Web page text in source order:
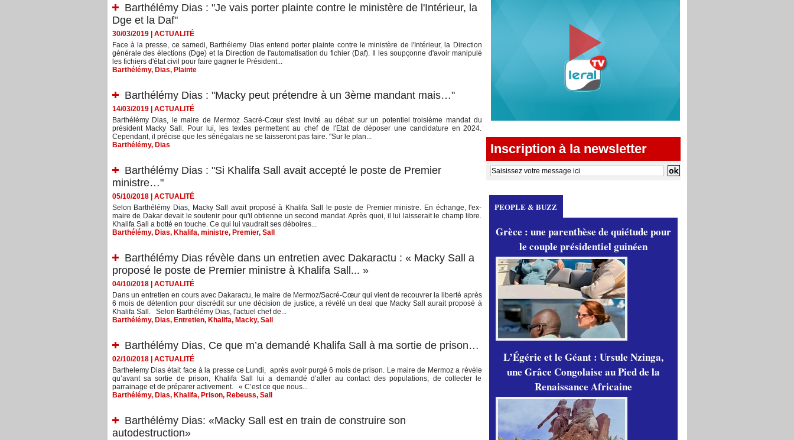
Barthélémy Dias : "Je vais porter plainte contre le ministère de l'Intérieur, la
Dge et la Daf"
30/03/2019| ACTUALITÉ
Face à la presse, ce samedi, Barthélemy Dias entend porter plainte contre le ministère de l'Intérieur, la Direction
générale des élections (Dge) et la Direction de l'automatisation du fichier (Daf). Il les soupçonne d'avoir manipulé
les fichiers d'état civil pour faire gagner le Président...
Barthélémy, Dias, Plainte
Barthélémy Dias : "Macky peut prétendre à un 3ème mandant mais…"
14/03/2019| ACTUALITÉ
Barthélémy Dias, le maire de Mermoz Sacré-Cœur s'est invité au débat sur un potentiel troisième mandat du
président Macky Sall. Pour lui, les textes permettent au chef de l'Etat de déposer une candidature en 2024.
Cependant, il précise que les sénégalais ne se laisseront pas faire. "Sur le plan...
Barthélémy, Dias
Barthélémy Dias : "Si Khalifa Sall avait accepté le poste de Premier
ministre…"
05/10/2018| ACTUALITÉ
Selon Barthélémy Dias, Macky Sall avait proposé à Khalifa Sall le poste de Premier ministre. En échange, l'ex-
maire de Dakar devait le soutenir pour qu'il obtienne un second mandat. Après quoi, il lui laisserait le champ libre.
Khalifa Sall a botté en touche. Ce qui lui vaudrait ses déboires...
Barthélémy, Dias, Khalifa, ministre, Premier, Sall
Barthélémy Dias révèle dans un entretien avec Dakaractu : « Macky Sall a
proposé le poste de Premier ministre à Khalifa Sall... »
04/10/2018| ACTUALITÉ
Dans un entretien en cours avec Dakaractu, le maire de Mermoz/Sacré-Cœur qui vient de recouvrer la liberté après
6 mois de détention pour discrédit sur une décision de justice, a révélé un deal que Macky Sall aurait proposé à
Khalifa Sall. Selon Barthélémy Dias, l'actuel chef de...
Barthélémy, Dias, Entretien, Khalifa, Macky, Sall
Barthélémy Dias, Ce que m’a demandé Khalifa Sall à ma sortie de prison…
02/10/2018| ACTUALITÉ
Barthelemy Dias était face à la presse ce Lundi, après avoir purgé 6 mois de prison. Le maire de Mermoz a révèle
qu’avant sa sortie de prison, Khalifa Sall lui a demandé d’aller au contact des populations, de collecter le
parrainage et de préparer activement. « C’est ce que nous...
Barthélémy, Dias, Khalifa, Prison, Rebeuss, Sall
Barthélémy Dias: «Macky Sall est en train de construire son
autodestruction»
Inscription à la newsletter
PEOPLE & BUZZ
Grèce : une parenthèse de quiétude pour
le couple présidentiel guinéen
L’Égérie et le Géant : Ursule Nzinga,
une Grâce Congolaise au Pied de la
Renaissance Africaine